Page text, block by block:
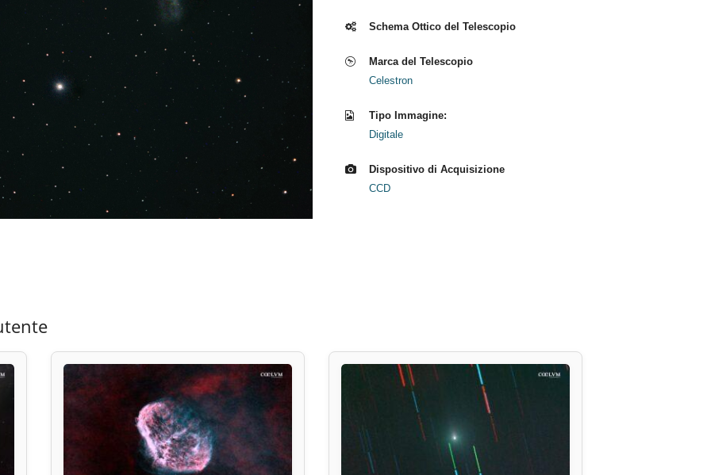
Schema Ottico del Telescopio
Marca del Telescopio
Celestron
Tipo Immagine:
Digitale
Dispositivo di Acquisizione
CCD